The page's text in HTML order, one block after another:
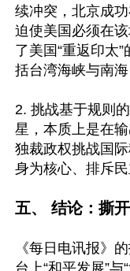
续冲突，北京成
迫使美国必须在
了美国“重返印太
括台湾海峡与南
2. 挑战基于规则
星，本质上是在
独裁政权挑战国
身为核心、排斥民
五、 结论：撕
《每日电讯报》
台上“和平发展”